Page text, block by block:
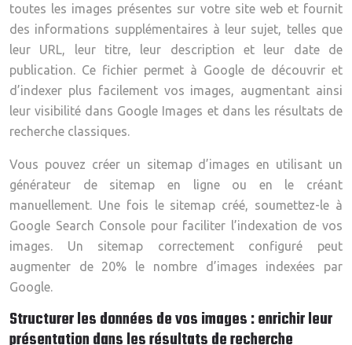
toutes les images présentes sur votre site web et fournit
des informations supplémentaires à leur sujet, telles que
leur URL, leur titre, leur description et leur date de
publication. Ce fichier permet à Google de découvrir et
d’indexer plus facilement vos images, augmentant ainsi
leur visibilité dans Google Images et dans les résultats de
recherche classiques.
Vous pouvez créer un sitemap d’images en utilisant un
générateur de sitemap en ligne ou en le créant
manuellement. Une fois le sitemap créé, soumettez-le à
Google Search Console pour faciliter l’indexation de vos
images. Un sitemap correctement configuré peut
augmenter de 20% le nombre d’images indexées par
Google.
Structurer les données de vos images : enrichir leur
présentation dans les résultats de recherche